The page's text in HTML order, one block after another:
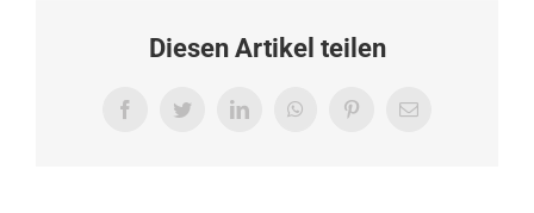
Diesen Artikel teilen
FacebookTwitterLinkedIn WhatsAppPinterestE-